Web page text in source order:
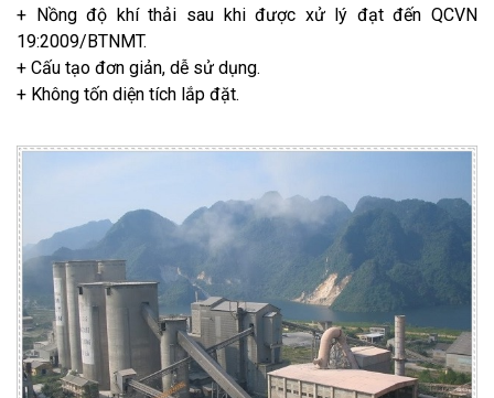
+ Nồng độ khí thải sau khi được xử lý đạt đến QCVN
19:2009/BTNMT.
+ Cấu tạo đơn giản, dễ sử dụng.
+ Không tốn diện tích lắp đặt.